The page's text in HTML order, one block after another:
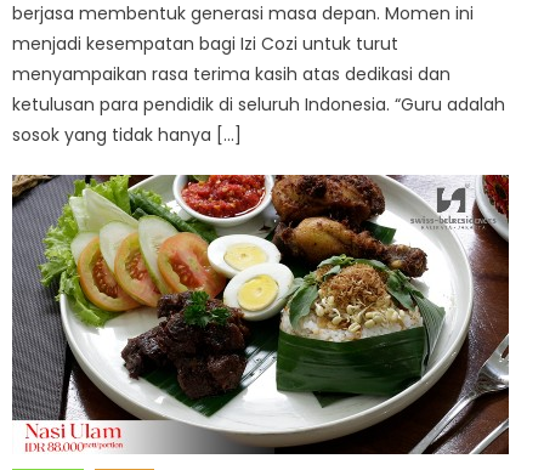
berjasa membentuk generasi masa depan. Momen ini
menjadi kesempatan bagi Izi Cozi untuk turut
menyampaikan rasa terima kasih atas dedikasi dan
ketulusan para pendidik di seluruh Indonesia. “Guru adalah
sosok yang tidak hanya […]